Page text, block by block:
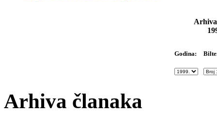
Godina:
Arhiva članaka